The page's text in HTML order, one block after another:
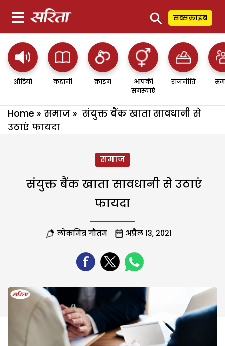
⚲ सब्सक्राइब
ऑडियो कहानी क्राइम
आपकी
समस्याएं
राजनीति
Home » समाज » संयुक्त बैंक खाता सावधानी से
उठाएं फायदा
समाज
संयुक्त बैंक खाता सावधानी से उठाएं
फायदा
लोकमित्र गौतम अप्रैल 13, 2021